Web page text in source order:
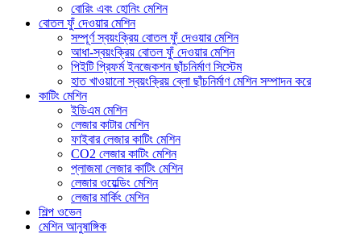
বোরিং এবং হোনিং মেশিন
বোতল ফুঁ দেওয়ার মেশিন
সম্পূর্ণ স্বয়ংক্রিয় বোতল ফুঁ দেওয়ার মেশিন
আধা-স্বয়ংক্রিয় বোতল ফুঁ দেওয়ার মেশিন
পিইটি প্রিফর্ম ইনজেকশন ছাঁচনির্মাণ সিস্টেম
হাত খাওয়ানো স্বয়ংক্রিয় ব্লো ছাঁচনির্মাণ মেশিন সম্পাদন করে
কাটিং মেশিন
ইডিএম মেশিন
লেজার কাটার মেশিন
ফাইবার লেজার কাটিং মেশিন
CO2 লেজার কাটিং মেশিন
প্লাজমা লেজার কাটিং মেশিন
লেজার ওয়েল্ডিং মেশিন
লেজার মার্কিং মেশিন
শিল্প ওভেন
মেশিন আনুষাঙ্গিক